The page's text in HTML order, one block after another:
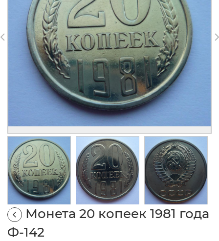
Монета 20 копеек 1981 года
Ф-142